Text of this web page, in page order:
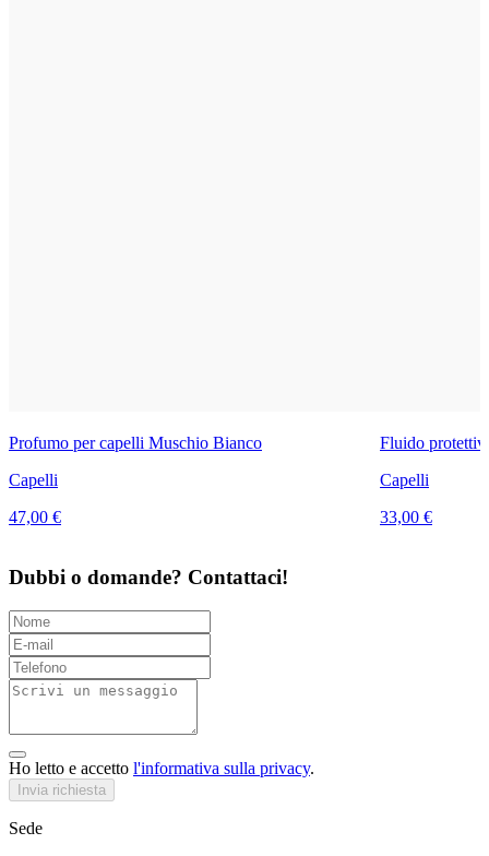
Profumo per capelli Muschio Bianco
Capelli
47,00 €
Fluido
Capelli
33,00 €
Dubbi o domande? Contattaci!
Ho letto e accetto l'informativa sulla privacy.
Invia richiesta
Sede